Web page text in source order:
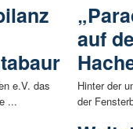
e.V. das
...
auf
Hinter der
der